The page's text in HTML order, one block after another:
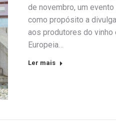
de novembro, um
como propósito a
aos produtores do vinho
Europeia…
Ler mais